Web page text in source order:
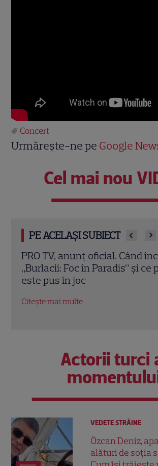
Concert
Urmărește-ne pe Google
Cel mai nou
PE ACELAȘI SUBIECT
„Velvet - Imperiul modei” vine
Channel. Povestea de iubire
Alberto, pusă la încercare de
Actorii turci
VEDETE STRĂINE
Özcan Deniz,
alături de soția